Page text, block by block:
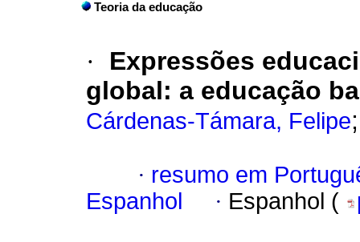
Teoria da educação
·
Expressões
global: a educação
Cárdenas-Támara, Felipe
· resumo em
Espanhol
· Espanhol (